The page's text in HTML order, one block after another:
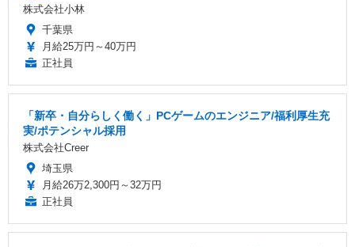
株式会社小林
千葉県
月給25万円～40万円
正社員
「新卒・自分らしく働く」PCゲームのエンジニア/福利厚生充
実/ポテンシャル採用
株式会社Creer
埼玉県
月給26万2,300円～32万円
正社員